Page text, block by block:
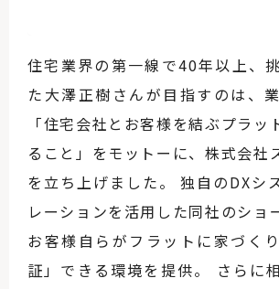
住宅業界の第一線で40年以上、
た大澤正樹さんが目指すのは、
「住宅会社とお客様を結ぶプラッ
ること」をモットーに、株式会社
を立ち上げました。 独自のDXシ
レーションを活用した同社のショ
お客様自らがフラットに家づく
証」できる環境を提供。 さらに